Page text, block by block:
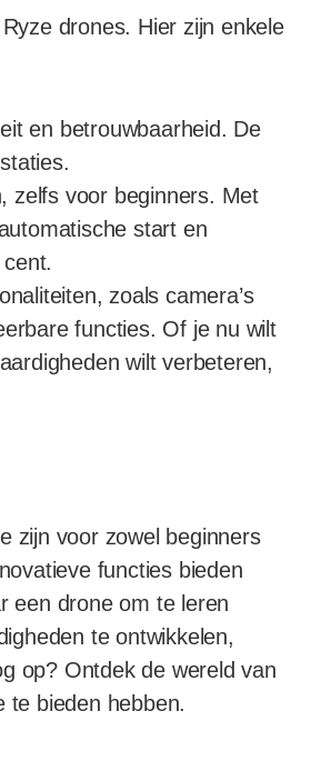
drones. Hier zijn enkele
en betrouwbaarheid. De
zelfs voor beginners. Met
start en
zoals camera’s
functies. Of je nu wilt
wilt verbeteren,
zijn voor zowel beginners
functies bieden
een drone om te leren
te ontwikkelen,
op? Ontdek de wereld van
te bieden hebben.